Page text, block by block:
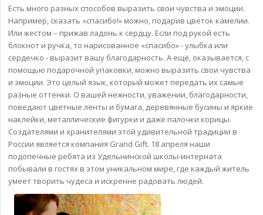
Есть много разных способов выразить свои чувства и эмоции.
Например, сказать «спасибо!» можно, подарив цветок камелии.
Или жестом – прижав ладонь к сердцу. Если под рукой есть
блокнот и ручка, то нарисованное «спасибо» - улыбка или
сердечко - выразит вашу благодарность. А ещё, оказывается, с
помощью подарочной упаковки, можно выразить свои чувства
и эмоции. Это целый язык, который может передать их самые
разные оттенки. О вашей нежности, уважении, благодарности,
поведают цветные ленты и бумага, деревянные бусины и яркие
наклейки, металлические фигурки и даже палочки корицы.
Создателями и хранителями этой удивительной традиции в
России является компания Grand Gift. 18 апреля наши
подопечные ребята из Удельнинской школы-интерната
побывали в гостях в этом уникальном мире, где каждый житель
умеет творить чудеса и искренне радовать людей.